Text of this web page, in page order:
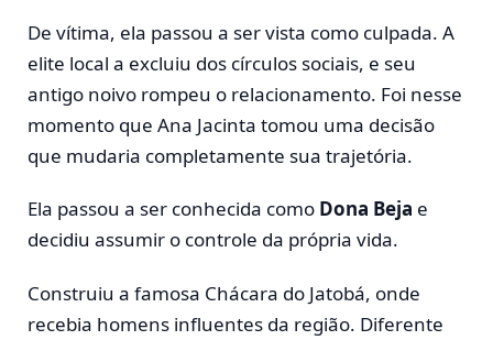
De vítima, ela passou a ser vista como culpada. A
elite local a excluiu dos círculos sociais, e seu
antigo noivo rompeu o relacionamento. Foi nesse
momento que Ana Jacinta tomou uma decisão
que mudaria completamente sua trajetória.
Ela passou a ser conhecida como Dona Beja e
decidiu assumir o controle da própria vida.
Construiu a famosa Chácara do Jatobá, onde
recebia homens influentes da região. Diferente